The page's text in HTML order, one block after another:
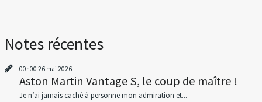
Notes récentes
00h00 26 mai 2026
Aston Martin Vantage S, le coup de maître !
Je n’ai jamais caché à personne mon admiration et...